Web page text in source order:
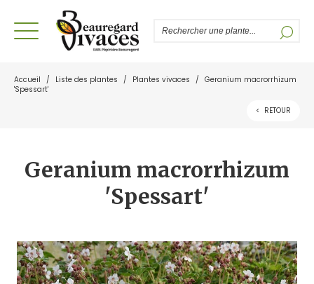
Accueil / Liste des plantes / Plantes vivaces / Geranium macrorrhizum
'Spessart'
< RETOUR
Geranium macrorrhizum
'Spessart'